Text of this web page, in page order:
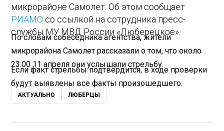
микрорайоне Самолет. Об этом сообщает
РИАМО со ссылкой на сотрудника пресс-
службы МУ МВД России «Люберецкое».
По словам собеседника агентства, жители
микрорайона Самолет рассказали о том, что около
23:00 11 апреля они услышали стрельбу.
Если факт стрельбы подтвердится, в ходе проверки
будут выявлены все факты произошедшего.
АКТУАЛЬНО ЛЮБЕРЦЫ